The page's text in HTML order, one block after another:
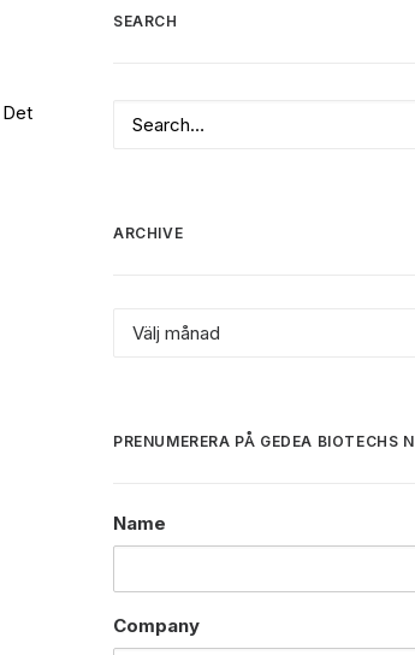
SEARCH
ARCHIVE
Archive
PRENUMERERA PÅ GEDEA BIOTECHS
Name
Company